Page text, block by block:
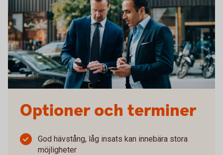
Optioner och terminer
God hävstång, låg insats kan innebära stora
möjligheter